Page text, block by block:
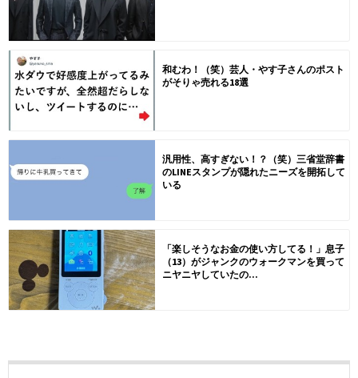
和むわ！（笑）芸人・やす子さんのポスト
がそりゃ売れる18選
汎用性、高すぎない！？（笑）三省堂辞書
のLINEスタンプが隠れたニーズを開拓して
いる
「楽しそうなお金の使い方してる！」息子
（13）がジャンクのウォークマンを買って
ニヤニヤしていたの...